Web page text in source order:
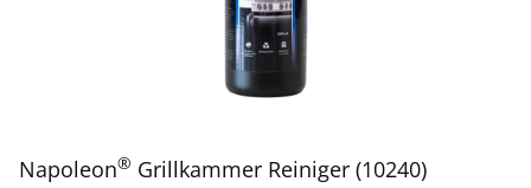
Napoleon® Grillkammer Reiniger (10240)